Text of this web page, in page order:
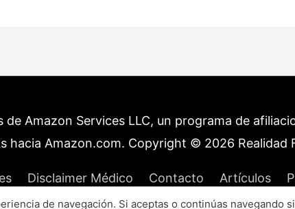
Amazon Services LLC, un programa de
hacia Amazon.com. Copyright © 2026 Realidad
Disclaimer Médico Contacto Artículos
de navegación. Si aceptas o continúas navegando